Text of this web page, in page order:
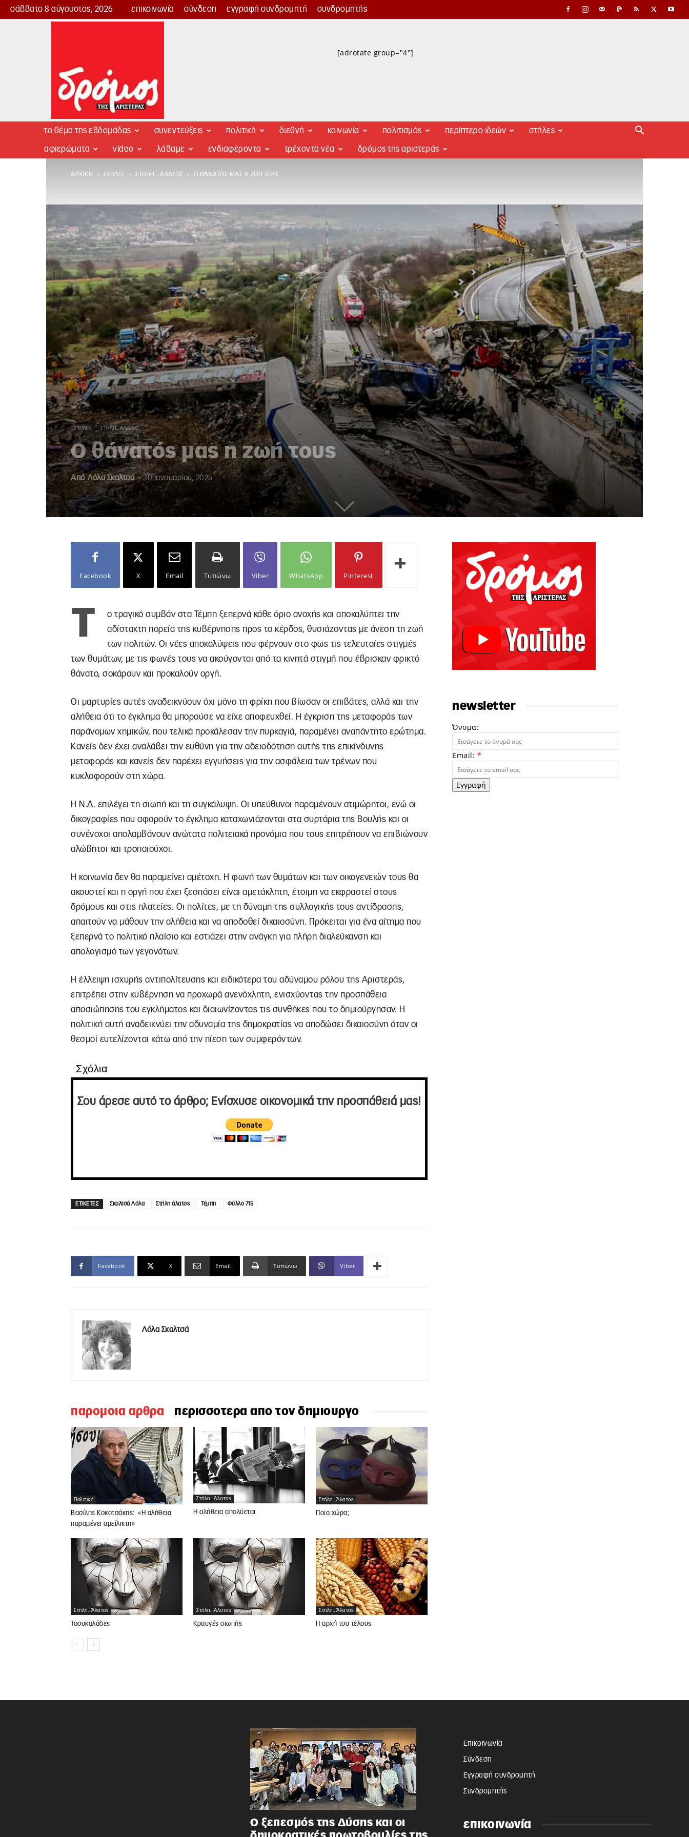
σάββατο 8 αύγουστος, 2026 επικοινωνία σύνδεση εγγραφή συνδρομητή συνδρομητής
Δρόμος
[adrotate group="4"]
το θέμα της εβδομάδας συνεντεύξεις πολιτική διεθνή κοινωνία πολιτισμός περίπτερο ιδεών στήλες
αφιερώματα video λάβαμε ενδιαφέροντα τρέχοντα νέα δρόμος της αριστεράς
ΑΡΧΙΚΉ ΣΤΉΛΕΣ ΣΤΉΛΗ...ΆΛΑΤΟΣ Ο ΘΆΝΑΤΌΣ ΜΑΣ Η ΖΩΉ ΤΟΥΣ
ΣΤΉΛΕΣ ΣΤΉΛΗ...ΆΛΑΤΟΣ
Ο θάνατός μας η ζωή τους
Από Λόλα Σκαλτσά - 30 Ιανουαρίου, 2025
Facebook X Email Τυπώνω Viber WhatsApp Pinterest
Τ
ο τραγικό συμβάν στα Τέμπη ξεπερνά κάθε όριο ανοχής και αποκαλύπτει την
αδίστακτη πορεία της κυβέρνησης προς το κέρδος, θυσιάζοντας με άνεση τη ζωή
των πολιτών. Οι νέες αποκαλύψεις που φέρνουν στο φως τις τελευταίες στιγμές
των θυμάτων, με τις φωνές τους να ακούγονται από τα κινητά στιγμή που έβρισκαν φρικτό
θάνατο, σοκάρουν και προκαλούν οργή.
Οι μαρτυρίες αυτές αναδεικνύουν όχι μόνο τη φρίκη που βίωσαν οι επιβάτες, αλλά και την
αλήθεια ότι το έγκλημα θα μπορούσε να είχε αποφευχθεί. Η έγκριση της μεταφοράς των
παράνομων χημικών, που τελικά προκάλεσαν την πυρκαγιά, παραμένει αναπάντητο ερώτημα.
Κανείς δεν έχει αναλάβει την ευθύνη για την αδειοδότηση αυτής της επικίνδυνης
μεταφοράς και κανείς δεν παρέχει εγγυήσεις για την ασφάλεια των τρένων που
κυκλοφορούν στη χώρα.
Η Ν.Δ. επιλέγει τη σιωπή και τη συγκάλυψη. Οι υπεύθυνοι παραμένουν ατιμώρητοι, ενώ οι
δικογραφίες που αφορούν το έγκλημα καταχωνιάζονται στα συρτάρια της Βουλής και οι
συνένοχοι απολαμβάνουν ανώτατα πολιτειακά προνόμια που τους επιτρέπουν να επιβιώνουν
αλώβητοι και τροπαιούχοι.
Η κοινωνία δεν θα παραμείνει αμέτοχη. Η φωνή των θυμάτων και των οικογενειών τους θα
ακουστεί και η οργή που έχει ξεσπάσει είναι αμετάκλητη, έτοιμη να εκφραστεί στους
δρόμους και στις πλατείες. Οι πολίτες, με τη δύναμη της συλλογικής τους αντίδρασης,
απαιτούν να μάθουν την αλήθεια και να αποδοθεί δικαιοσύνη. Πρόκειται για ένα αίτημα που
ξεπερνά το πολιτικό πλαίσιο και εστιάζει στην ανάγκη για πλήρη διαλεύκανση και
απολογισμό των γεγονότων.
Η έλλειψη ισχυρής αντιπολίτευσης και ειδικότερα του αδύναμου ρόλου της Αριστεράς,
επιτρέπει στην κυβέρνηση να προχωρά ανενόχλητη, ενισχύοντας την προσπάθεια
αποσιώπησης του εγκλήματος και διαιωνίζοντας τις συνθήκες που το δημιούργησαν. Η
πολιτική αυτή αναδεικνύει την αδυναμία της δημοκρατίας να αποδώσει δικαιοσύνη όταν οι
θεσμοί ευτελίζονται κάτω από την πίεση των συμφερόντων.
Σχόλια
Σου άρεσε αυτό το άρθρο; Ενίσχυσε οικονομικά την προσπάθειά μας!
ΕΤΙΚΕΤΕΣ Σκαλτσά Λόλα Στήλη άλατος Τέμπη Φύλλο 715
Facebook X Email Τυπώνω Viber
Λόλα Σκαλτσά
παρομοια αρθρα περισσοτερα απο τον δημιουργο
Πολιτική
Βασίλης Κοκοτσάκης: «Η αλήθεια
παραμένει αμείλικτη»
Στήλη...άλατος
Η αλήθεια απολύεται
Στήλη...άλατος
Ποια χώρα;
Στήλη...άλατος
Τσουκαλάδες
Στήλη...άλατος
Κραυγές σιωπής
Στήλη...άλατος
Η αρχή του τέλους
newsletter
Όνομα:
Email: *
Εγγραφή
Ο ξεπεσμός της Δύσης και οι
Επικοινωνία
Σύνδεση
Εγγραφή συνδρομητή
Συνδρομητής
επικοινωνία